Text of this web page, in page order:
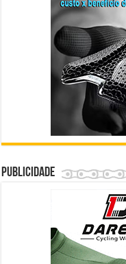
Publicidade